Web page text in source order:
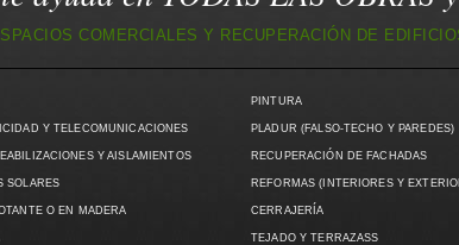
COMERCIALES Y RECUPERACIÓN DE
Y TELECOMUNICACIONES
Y AISLAMIENTOS
SOLARES
O EN MADERA
PINTURA
PLADUR (FALSO-TECHO Y PAREDES)
RECUPERACIÓN DE FACHADAS
REFORMAS (INTERIORES Y
CERRAJERÍA
TEJADO Y TERRAZASS